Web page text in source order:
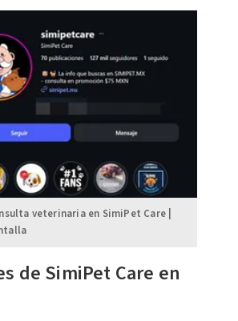
veterinaria en SimiPet Care |
de SimiPet Care en